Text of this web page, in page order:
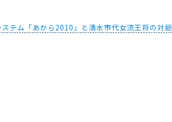
テム「あから2010」と清水市代女流王将の対局